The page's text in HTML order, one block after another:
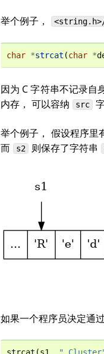
举个例子，
char *strcat (char *
因为 C 字符串不记录自
内存， 可以容纳
src
举个例子， 假设程序里
而
s2 则保存了字符串
如果一个程序员决定通